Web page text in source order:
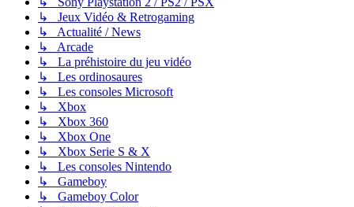
↳ Jeux Vidéo & Retrogaming
↳ Actualité / News
↳ Arcade
↳ La préhistoire du jeu vidéo
↳ Les ordinosaures
↳ Les consoles Microsoft
↳ Xbox
↳ Xbox 360
↳ Xbox One
↳ Xbox Serie S & X
↳ Les consoles Nintendo
↳ Gameboy
↳ Gameboy Color